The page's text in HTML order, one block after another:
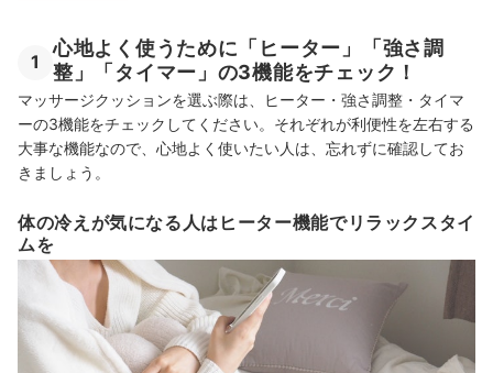
1
心地よく使うために「ヒーター」「強さ調
整」「タイマー」の3機能をチェック！
マッサージクッションを選ぶ際は、ヒーター・強さ調整・タイマ
ーの3機能をチェックしてください。それぞれが利便性を左右する
大事な機能なので、心地よく使いたい人は、忘れずに確認してお
きましょう。
体の冷えが気になる人はヒーター機能でリラックスタイ
ムを